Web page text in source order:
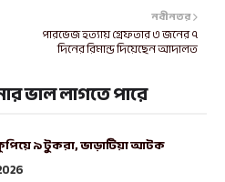
নবীনতর
পারভেজ হত্যায় গ্রেফতার ৩ জনের ৭
দিনের রিমান্ড দিয়েছেন আদালত
ভাল লাগতে পারে
৯ টুকরা, ভাড়াটিয়া আটক